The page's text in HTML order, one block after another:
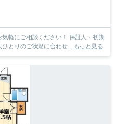
相談ください！ 保証人・初期
とりのご状況に合わせ... もっと見る